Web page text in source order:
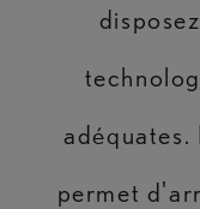
adéquates.
permet